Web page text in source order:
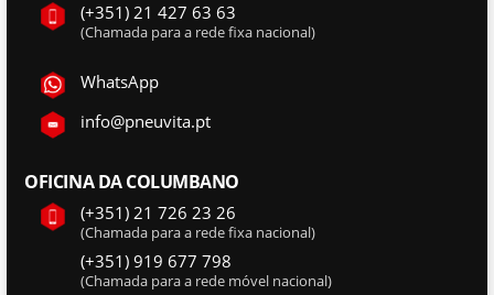
(+351) 21 427 63 63
(Chamada para a rede fixa nacional)
WhatsApp
info@pneuvita.pt
OFICINA DA COLUMBANO
(+351) 21 726 23 26
(Chamada para a rede fixa nacional)
(+351) 919 677 798
(Chamada para a rede móvel nacional)